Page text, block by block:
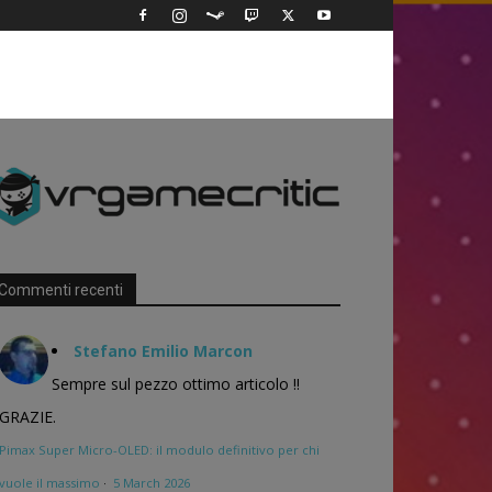
recenti
Stefano Emilio Marcon
Sempre sul pezzo ottimo articolo !!
GRAZIE.
Pimax Super Micro-OLED: il modulo definitivo per chi
vuole il massimo · 5 March 2026